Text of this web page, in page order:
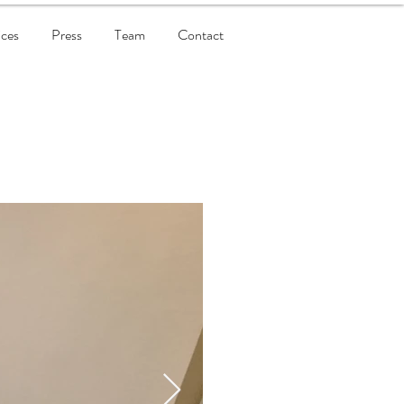
Press Team Contact